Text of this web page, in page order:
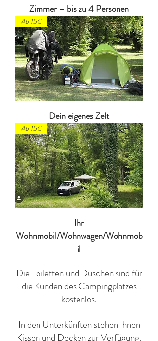
Zimmer – bis zu 4 Personen
Ab 15€
Dein eigenes Zelt
Ab 15€
Ihr
Wohnmobil/Wohnwagen/Wohnmob
il
Die Toiletten und Duschen sind für
die Kunden des Campingplatzes
kostenlos.
In den Unterkünften stehen Ihnen
Kissen und Decken zur Verfügung.